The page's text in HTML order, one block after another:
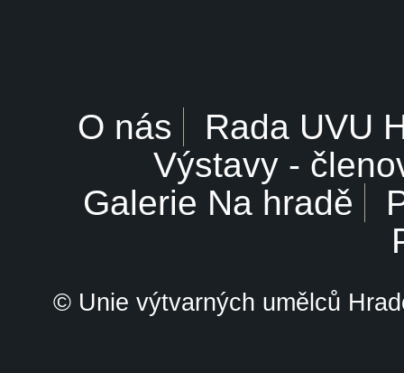
O nás
Rada UVU
Výstavy -
Galerie Na hradě
© Unie výtvarných umělců